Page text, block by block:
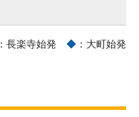
：長楽寺始発 ◆ ：大町始発